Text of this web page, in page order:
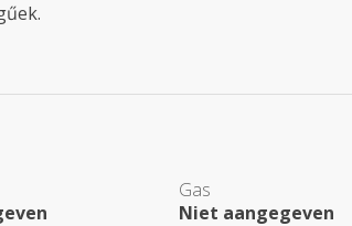
Gas
Niet aangegeven